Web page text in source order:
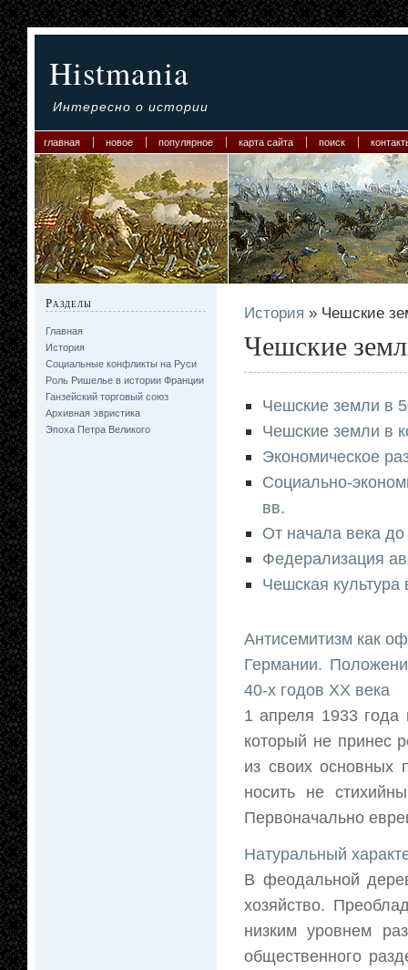
Histmania
Интересно о истории
главная новое популярное карта сайта поиск
Разделы
Главная
История
Социальные конфликты на Руси
Роль Ришелье в истории Франции
Ганзейский торговый союз
Архивная эвристика
Эпоха Петра Великого
История » Чешские
Чешские
Чешские земли в
Чешские земли в
Экономическое
Социально-
вв.
От начала века
Федерализация
Чешская
Антисемитизм как
Германии.
40-х годов ХХ века
1 апреля 1933 года
который не принес
из своих основных
носить не
Первоначально
Натуральный
В феодальной
хозяйство.
низким уровнем
общественного